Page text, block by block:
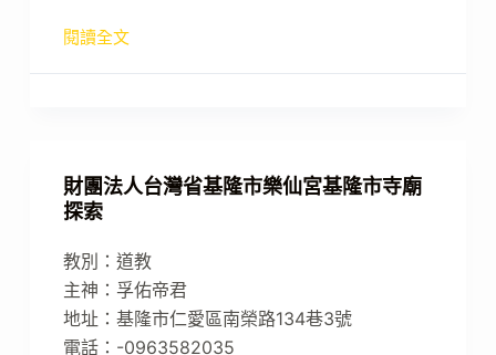
閱讀全文
財團法人台灣省基隆市樂仙宮基隆市寺廟
探索
教別：道教
主神：孚佑帝君
地址：基隆市仁愛區南榮路134巷3號
電話：-0963582035